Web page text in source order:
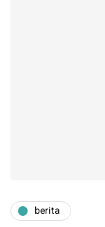
berita